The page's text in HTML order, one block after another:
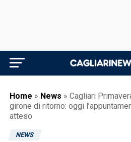
Home » News » Cagliari
girone di ritorno: oggi
atteso
NEWS